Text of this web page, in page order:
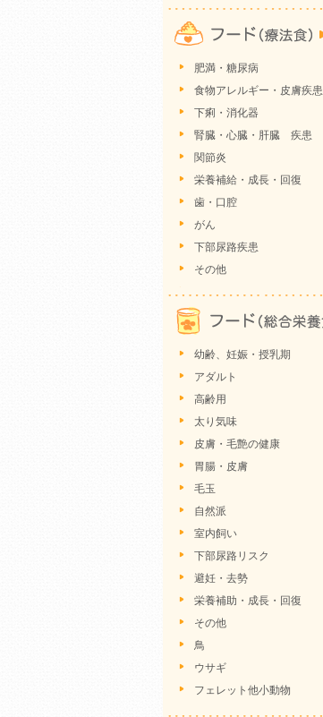
肥満・糖尿病
食物アレルギー・皮膚疾患
下痢・消化器
腎臓・心臓・肝臓 疾患
関節炎
栄養補給・成長・回復
歯・口腔
がん
下部尿路疾患
その他
幼齢、妊娠・授乳期
アダルト
高齢用
太り気味
皮膚・毛艶の健康
胃腸・皮膚
毛玉
自然派
室内飼い
下部尿路リスク
避妊・去勢
栄養補助・成長・回復
その他
鳥
ウサギ
フェレット他小動物